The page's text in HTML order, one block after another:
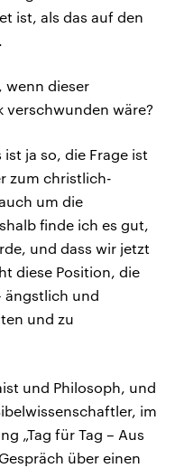
ist, als das auf den
wenn dieser
verschwunden wäre?
ist ja so, die Frage ist
zum christlich-
um die
finde ich es gut,
und dass wir jetzt
diese Position, die
ängstlich und
und zu
und Philosoph, und
im
„Tag für Tag – Aus
über einen